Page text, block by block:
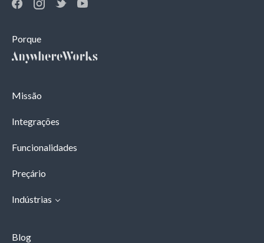
Porque
Missão
Integrações
Funcionalidades
Preçário
Indústrias
Blog